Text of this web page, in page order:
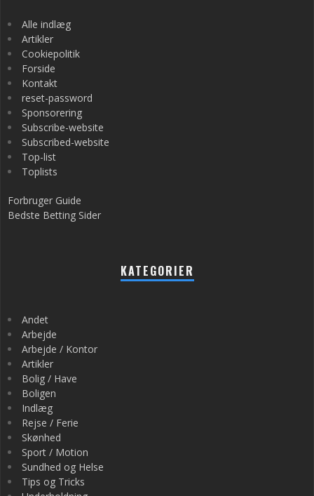
Alle indlæg
Artikler
Cookiepolitik
Forside
Kontakt
reset-password
Sponsorering
Subscribe-website
Subscribed-website
Top-list
Toplists
Forbruger Guide
Bedste Betting Sider
KATEGORIER
Andet
Arbejde
Arbejde / Kontor
Artikler
Bolig / Have
Boligen
Indlæg
Rejse / Ferie
Skønhed
Sport / Motion
Sundhed og Helse
Tips og Tricks